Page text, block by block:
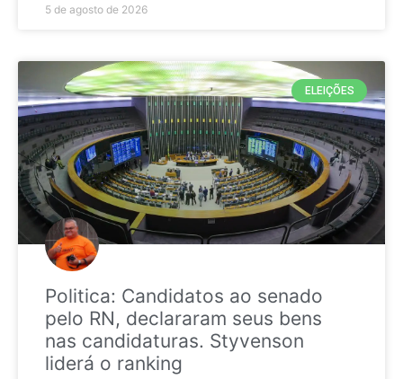
5 de agosto de 2026
ELEIÇÕES
Politica: Candidatos ao senado
pelo RN, declararam seus bens
nas candidaturas. Styvenson
liderá o ranking